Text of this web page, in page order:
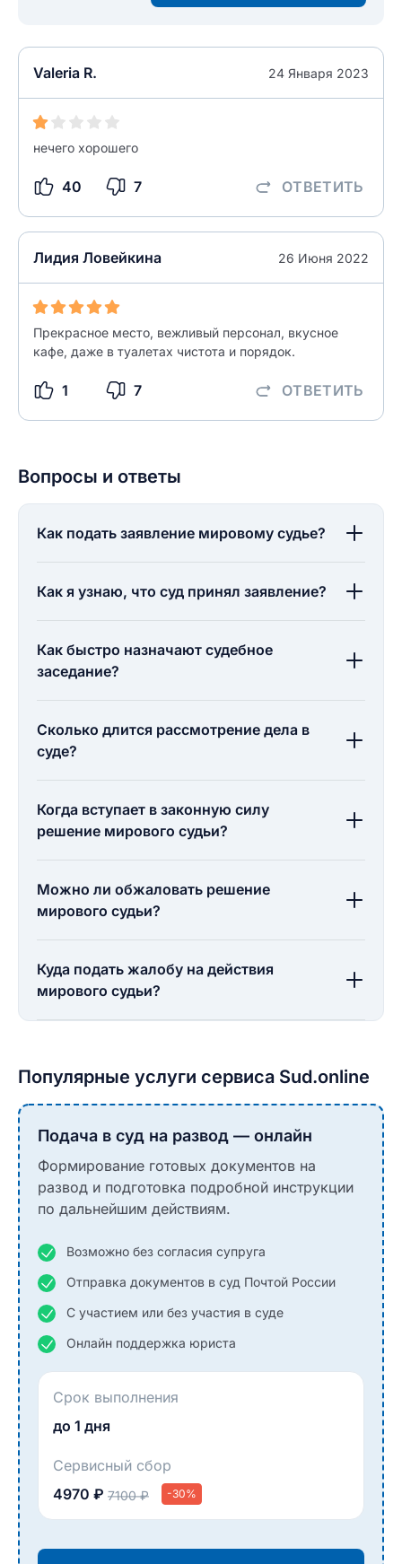
Valeria R. 24 Января 2023
нечего хорошего
40 7 ОТВЕТИТЬ
Лидия Ловейкина 26 Июня 2022
Прекрасное место, вежливый персонал, вкусное
кафе, даже в туалетах чистота и порядок.
1 7 ОТВЕТИТЬ
Как вы оцените судебный участок?
0/500
ОСТАВИТЬ ОТЗЫВ
Вопросы и ответы
Как подать заявление мировому судье?
Как я узнаю, что суд принял заявление?
Как быстро назначают судебное
заседание?
Сколько длится рассмотрение дела в
суде?
Когда вступает в законную силу
решение мирового судьи?
Можно ли обжаловать решение
мирового судьи?
Куда подать жалобу на действия
мирового судьи?
Популярные услуги сервиса Sud.online
Подача в суд на развод — онлайн
Формирование готовых документов на
развод и подготовка подробной инструкции
по дальнейшим действиям.
Возможно без согласия супруга
Отправка документов в суд Почтой России
С участием или без участия в суде
Онлайн поддержка юриста
Срок выполнения
до 1 дня
Сервисный сбор
4970 ₽ 7100 ₽ -30%
НАЙТИ МЕНЯ